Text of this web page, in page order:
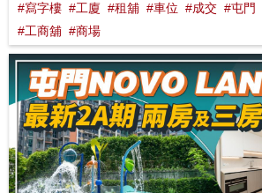
#寫字樓 #工廈 #租舖 #車位 #成交 #屯門
#工商舖 #商場